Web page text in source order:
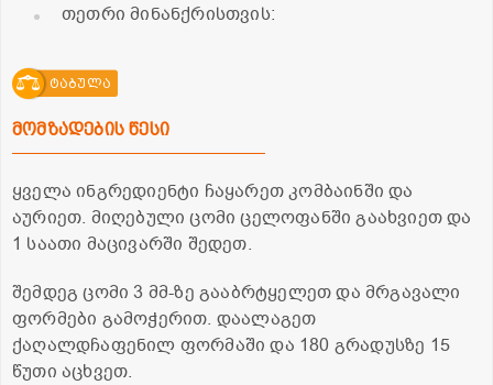
თეთრი მინანქრისთვის:
ტაბულა
მომზადების წესი
ყველა ინგრედიენტი ჩაყარეთ კომბაინში და
აურიეთ. მიღებული ცომი ცელოფანში გაახვიეთ და
1 საათი მაცივარში შედეთ.
შემდეგ ცომი 3 მმ-ზე გააბრტყელეთ და მრგავალი
ფორმები გამოჭერით. დაალაგეთ
ქაღალდჩაფენილ ფორმაში და 180 გრადუსზე 15
წუთი აცხვეთ.